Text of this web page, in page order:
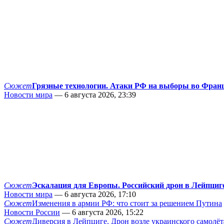
СюжетГрязные технологии. Атаки РФ на выборы во
Новости мира — 6 августа 2026, 23:39
СюжетЭскалация для Европы. Российский дрон в
Новости мира — 6 августа 2026, 17:10
СюжетИзменения в армии РФ: что стоит за решением Путина
Новости России — 6 августа 2026, 15:22
СюжетДиверсия в Лейпциге. Дрон возле украинского